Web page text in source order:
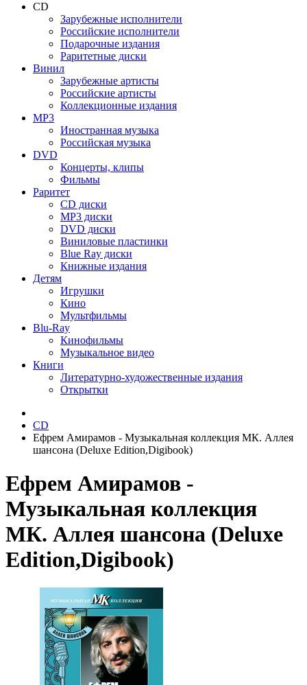
CD
Зарубежные исполнители
Российские исполнители
Подарочные издания
Раритетные диски
Винил
Зарубежные артисты
Российские артисты
Коллекционные издания
MP3
Иностранная музыка
Российская музыка
DVD
Концерты, клипы
Фильмы
Раритет
CD диски
MP3 диски
DVD диски
Виниловые пластинки
Blue Ray диски
Книжные издания
Детям
Игрушки
Кино
Мультфильмы
Blu-Ray
Кинофильмы
Музыкальное видео
Книги
Литературно-художественные издания
Открытки
CD
Ефрем Амирамов - Музыкальная коллекция МК. Аллея
шансона (Deluxe Edition,Digibook)
Ефрем Амирамов -
Музыкальная коллекция
МК. Аллея шансона (Deluxe
Edition,Digibook)